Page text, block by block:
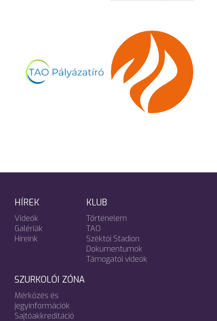
HÍREK
Videók
Galériák
Híreink
KLUB
Történelem
TAO
Széktói Stadion
Dokumentumok
Támogatói videók
SZURKOLÓI ZÓNA
Mérkőzés és
jegyinformációk
Sajtóakkreditáció